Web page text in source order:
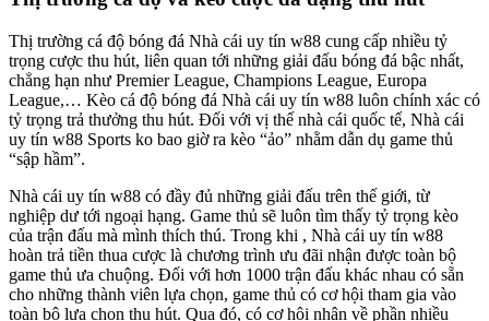
Thị trường cá độ bóng đá Nhà cái uy tín w88 cung cấp nhiều tỷ
trọng cược thu hút, liên quan tới những giải đấu bóng đá bậc nhất,
chẳng hạn như Premier League, Champions League, Europa
League,… Kèo cá độ bóng đá Nhà cái uy tín w88 luôn chính xác có
tỷ trọng trả thưởng thu hút. Đối với vị thế nhà cái quốc tế, Nhà cái
uy tín w88 Sports ko bao giờ ra kèo “ảo” nhằm dẫn dụ game thủ
“sập hầm”.
Nhà cái uy tín w88 có đầy đủ những giải đấu trên thế giới, từ
nghiệp dư tới ngoại hạng. Game thủ sẽ luôn tìm thấy tỷ trọng kèo
của trận đấu mà mình thích thú. Trong khi , Nhà cái uy tín w88
hoàn trả tiền thua cược là chương trình ưu đãi nhận được toàn bộ
game thủ ưa chuộng. Đối với hơn 1000 trận đấu khác nhau có sẵn
cho những thành viên lựa chọn, game thủ có cơ hội tham gia vào
toàn bộ lựa chọn thu hút. Qua đó, có cơ hội nhận về phần nhiều